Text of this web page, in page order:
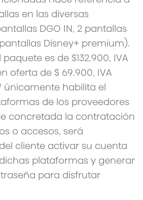
en las diversas
DGO IN, 2 pantallas
Disney+ premium).
es de $132.900, IVA
oferta de $ 69.900, IVA
únicamente habilita el
de los proveedores
concretada la contratación
o accesos, será
cliente activar su cuenta
plataformas y generar
para disfrutar